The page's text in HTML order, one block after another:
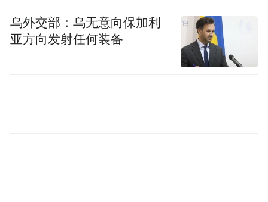
乌外交部：乌无意向保加利
亚方向发射任何装备